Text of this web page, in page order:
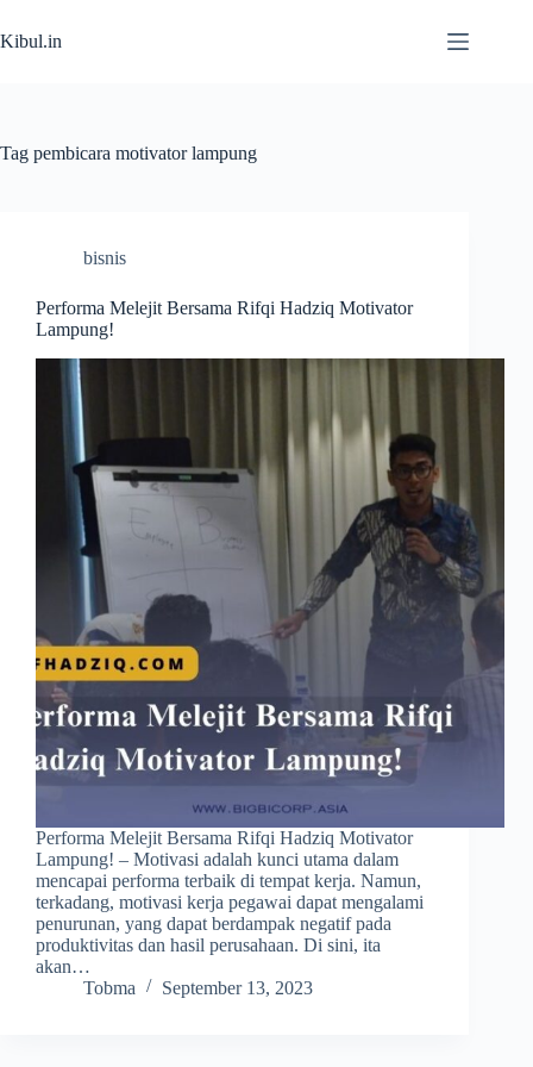
to
content
Kibul.in
Tag pembicara motivator lampung
bisnis
Performa Melejit Bersama Rifqi Hadziq Motivator
Lampung!
Performa Melejit Bersama Rifqi Hadziq Motivator
Lampung! – Motivasi adalah kunci utama dalam
mencapai performa terbaik di tempat kerja. Namun,
terkadang, motivasi kerja pegawai dapat mengalami
penurunan, yang dapat berdampak negatif pada
produktivitas dan hasil perusahaan. Di sini, ita
akan…
Tobma
September 13, 2023